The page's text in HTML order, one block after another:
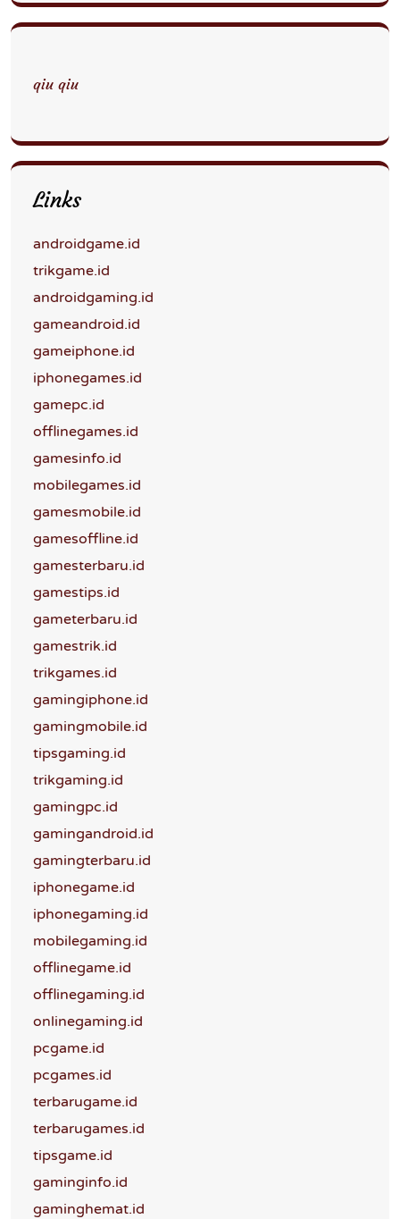
qiu qiu
Links
androidgame.id
trikgame.id
androidgaming.id
gameandroid.id
gameiphone.id
iphonegames.id
gamepc.id
offlinegames.id
gamesinfo.id
mobilegames.id
gamesmobile.id
gamesoffline.id
gamesterbaru.id
gamestips.id
gameterbaru.id
gamestrik.id
trikgames.id
gamingiphone.id
gamingmobile.id
tipsgaming.id
trikgaming.id
gamingpc.id
gamingandroid.id
gamingterbaru.id
iphonegame.id
iphonegaming.id
mobilegaming.id
offlinegame.id
offlinegaming.id
onlinegaming.id
pcgame.id
pcgames.id
terbarugame.id
terbarugames.id
tipsgame.id
gaminginfo.id
gaminghemat.id